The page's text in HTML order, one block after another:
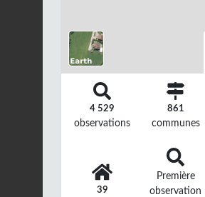
4 529
observations
861
communes
39
Première
observation